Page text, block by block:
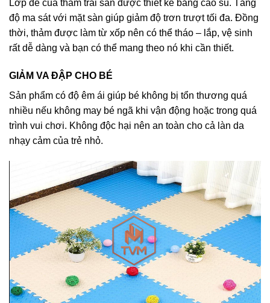
Lớp đế của thảm trải sàn được thiết kế bằng cao su. Tăng
độ ma sát với mặt sàn giúp giảm độ trơn trượt tối đa. Đồng
thời, thảm được làm từ xốp nên có thể tháo – lắp, vệ sinh
rất dễ dàng và bạn có thể mang theo nó khi cần thiết.
GIẢM VA ĐẬP CHO BÉ
Sản phẩm có độ êm ái giúp bé không bị tổn thương quá
nhiều nếu không may bé ngã khi vận động hoặc trong quá
trình vui chơi. Không độc hại nên an toàn cho cả làn da
nhạy cảm của trẻ nhỏ.